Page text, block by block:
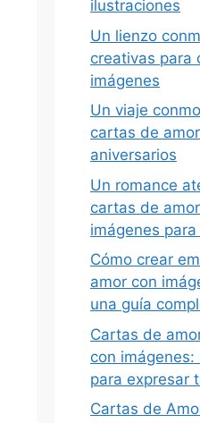
ilustraciones
Un lienzo
creativas para
imágenes
Un viaje
cartas de
aniversarios
Un romance
cartas de
imágenes para
Cómo crear
amor con
una guía
Cartas de
con
para expresar
Cartas de